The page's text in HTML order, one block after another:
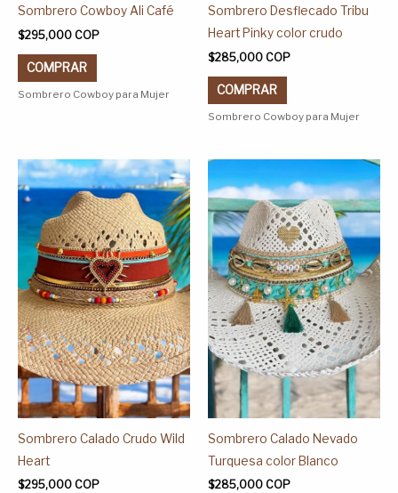
Sombrero Cowboy Ali Café
$295,000 COP
COMPRAR
página
de
producto
Sombrero Cowboy para Mujer
Sombrero Desflecado Tribu
Heart Pinky color crudo
$285,000 COP
COMPRAR
página
de
producto
Sombrero Cowboy para Mujer
Sombrero Calado Crudo Wild
Heart
$295,000 COP
Este
producto
tiene
múltiples
variantes.
Las
opciones
se
pueden
elegir
en
la
página
producto
Sombrero Calado Nevado
Turquesa color Blanco
$285,000 COP
producto
tiene
múltiples
variantes.
Las
opciones
se
pueden
elegir
en
la
página
de
producto